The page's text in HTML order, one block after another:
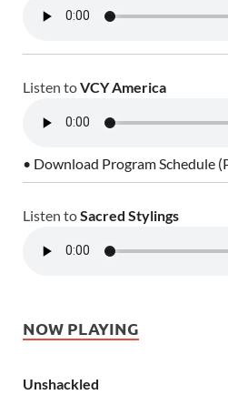
Listen toVCY America
• Download Program Schedule
Listen toSacred Stylings
NOW PLAYING
Unshackled